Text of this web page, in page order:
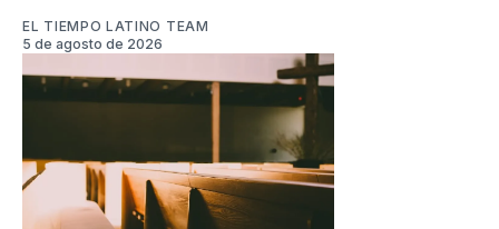
EL TIEMPO LATINO TEAM
5 de agosto de 2026